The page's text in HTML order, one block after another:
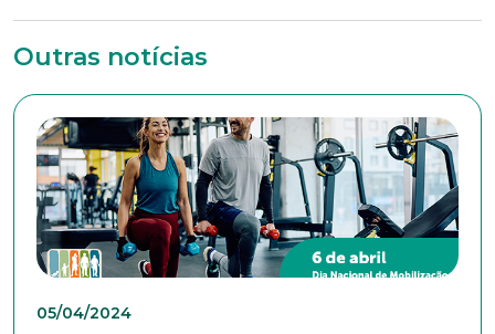
Outras notícias
05/04/2024
Escolaridade
Sexo
Masculino
Feminino Outros
Área de interesse